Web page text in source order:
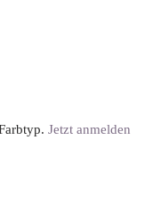
Jetzt anmelden